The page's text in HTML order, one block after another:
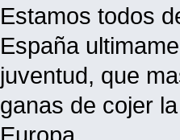
Estamos todos
España
juventud, que
ganas de cojer